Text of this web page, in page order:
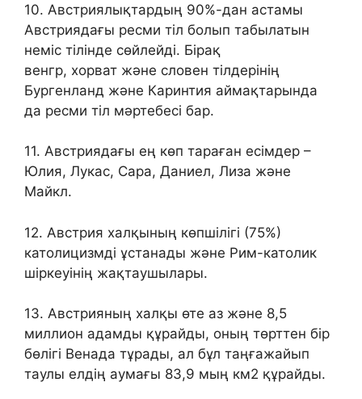
10. Австриялықтардың 90%-дан астамы
Австриядағы ресми тіл болып табылатын
неміс тілінде сөйлейді. Бірақ
венгр, хорват және словен тілдерінің
Бургенланд және Каринтия аймақтарында
да ресми тіл мәртебесі бар.
11. Австриядағы ең көп тараған есімдер –
Юлия, Лукас, Сара, Даниел, Лиза және
Майкл.
12. Австрия халқының көпшілігі (75%)
католицизмді ұстанады және Рим-католик
шіркеуінің жақтаушылары.
13. Австрияның халқы өте аз және 8,5
миллион адамды құрайды, оның төрттен бір
бөлігі Венада тұрады, ал бұл таңғажайып
таулы елдің аумағы 83,9 мың км2 құрайды.